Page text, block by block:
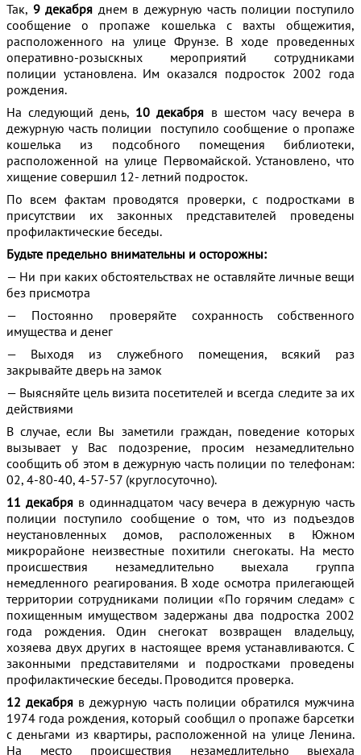
Так, 9 декабря днем в дежурную часть полиции поступило
сообщение о пропаже кошелька с вахты общежития,
расположенного на улице Фрунзе. В ходе проведенных
оперативно-розыскных мероприятий сотрудниками
полиции установлена. Им оказался подросток 2002 года
рождения.
На следующий день, 10 декабря в шестом часу вечера в
дежурную часть полиции поступило сообщение о пропаже
кошелька из подсобного помещения библиотеки,
расположенной на улице Первомайской. Установлено, что
хищение совершил 12- летний подросток.
По всем фактам проводятся проверки, с подростками в
присутствии их законных представителей проведены
профилактические беседы.
Будьте предельно внимательны и осторожны:
— Ни при каких обстоятельствах не оставляйте личные вещи
без присмотра
— Постоянно проверяйте сохранность собственного
имущества и денег
— Выходя из служебного помещения, всякий раз
закрывайте дверь на замок
— Выясняйте цель визита посетителей и всегда следите за их
действиями
В случае, если Вы заметили граждан, поведение которых
вызывает у Вас подозрение, просим незамедлительно
сообщить об этом в дежурную часть полиции по телефонам:
02, 4-80-40, 4-57-57 (круглосуточно).
11 декабря в одиннадцатом часу вечера в дежурную часть
полиции поступило сообщение о том, что из подъездов
неустановленных домов, расположенных в Южном
микрорайоне неизвестные похитили снегокаты. На место
происшествия незамедлительно выехала группа
немедленного реагирования. В ходе осмотра прилегающей
территории сотрудниками полиции «По горячим следам» с
похищенным имуществом задержаны два подростка 2002
года рождения. Один снегокат возвращен владельцу,
хозяева двух других в настоящее время устанавливаются. С
законными представителями и подростками проведены
профилактические беседы. Проводится проверка.
12 декабря в дежурную часть полиции обратился мужчина
1974 года рождения, который сообщил о пропаже барсетки
с деньгами из квартиры, расположенной на улице Ленина.
На место происшествия незамедлительно выехала